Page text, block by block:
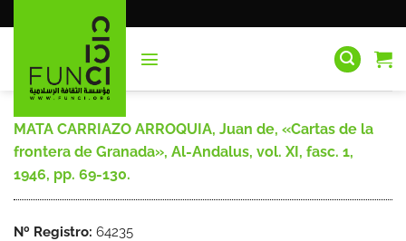
al
MATA CARRIAZO ARROQUIA, Juan de, «Cartas de la
frontera de Granada», Al-Andalus, vol. XI, fasc. 1,
1946, pp. 69-130.
Nº Registro: 64235